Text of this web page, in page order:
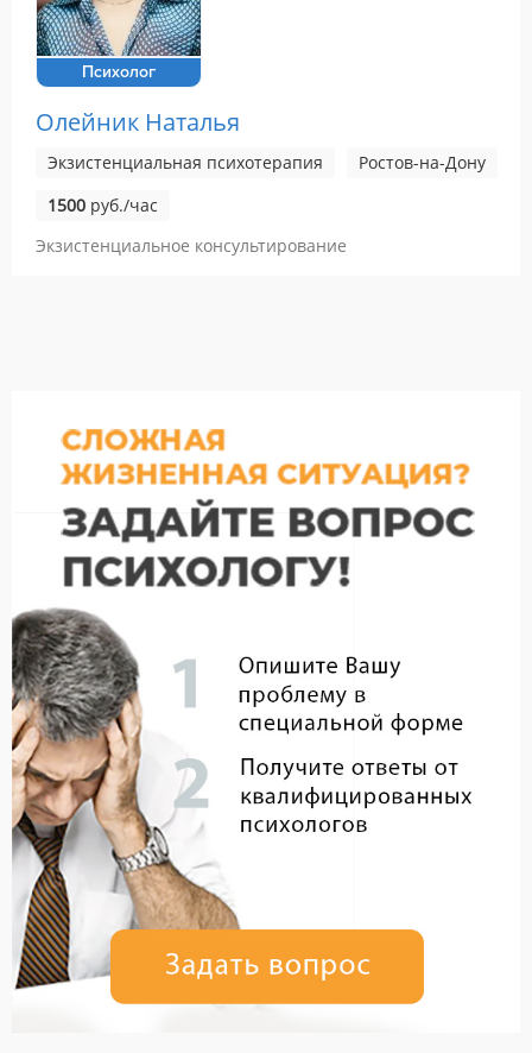
Психолог
Олейник Наталья
Экзистенциальная психотерапия
Ростов-на-Дону
1500 руб./час
Экзистенциальное консультирование